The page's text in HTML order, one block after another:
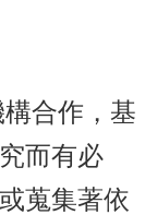
合作，基
而有必
蒐集著依